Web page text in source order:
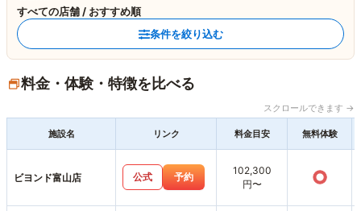
すべての店舗 / おすすめ順
条件を絞り込む
料金・体験・特徴を比べる
スクロールできます →
施設名 リンク 料金目安 無料体験
ビヨンド富山店 公式 予約
102,300
円〜
○